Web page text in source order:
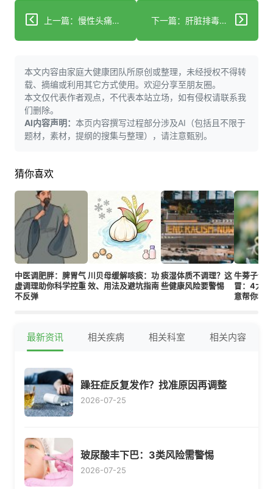
上一篇：慢性头痛调理三步法：中医结合现代医学的实用指南 下一篇：肝脏排毒差导致痘痘反复？5步调理让皮肤告别爆痘
本文内容由家庭大健康团队所原创或整理，未经授权不得转
载、摘编或利用其它方式使用。欢迎分享至朋友圈。
本文仅代表作者观点，不代表本站立场，如有侵权请联系我
们删除。
AI内容声明： 本页内容撰写过程部分涉及AI（包括且不限于
题材，素材，提纲的搜集与整理），请注意甄别。
猜你喜欢
中医调肥胖：脾胃气
虚调理助你科学控重
不反弹
川贝母缓解咳痰：功
效、用法及避坑指南
痰湿体质不调理？这
些健康风险要警惕
牛蒡子调
冒：4大
意帮你科
最新资讯 相关疾病 相关科室 相关内容
躁狂症反复发作？找准原因再调整
2026-07-25
玻尿酸丰下巴：3类风险需警惕
2026-07-25